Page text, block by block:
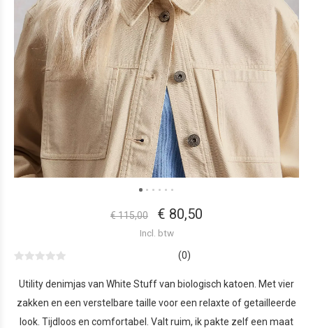
€ 115,00 € 80,50
Incl. btw
(0)
Utility denimjas van White Stuff van biologisch katoen. Met vier
zakken en een verstelbare taille voor een relaxte of getailleerde
look. Tijdloos en comfortabel. Valt ruim, ik pakte zelf een maat